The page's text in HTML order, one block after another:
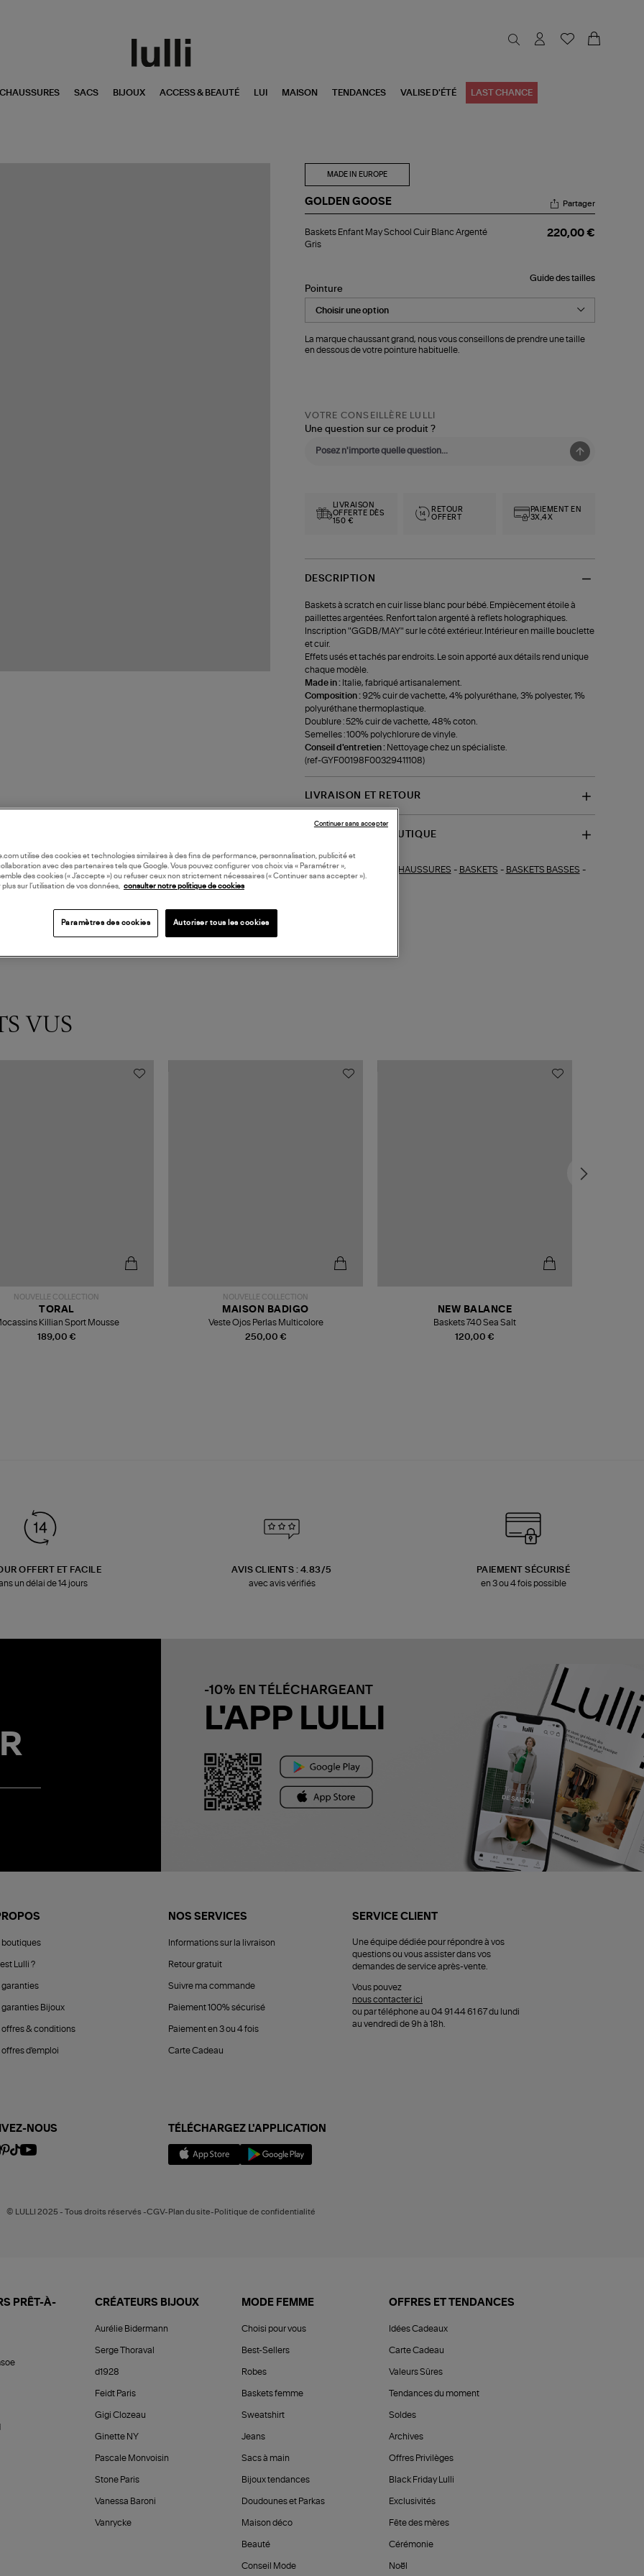
CHAUSSURES SACS BIJOUX ACCESS & BEAUTÉ LUI MAISON TENDANCES VALISE D'ÉTÉ LAST CHANCE
MADE IN EUROPE
GOLDEN GOOSE
Enfant
May
Argenté
Partager
Baskets Enfant May School Cuir Blanc Argenté
Gris
220,00 €
Guide des tailles
Pointure
La marque chaussant grand, nous vous conseillons de prendre une taille
en dessous de votre pointure habituelle.
VOTRE CONSEILLÈRE LULLI
Une question sur ce produit ?
LIVRAISON
OFFERTE DÈS
150 €
RETOUR
OFFERT
PAIEMENT EN
3X,4X
DESCRIPTION
Baskets à scratch en cuir lisse blanc pour bébé. Empiècement étoile à
paillettes argentées. Renfort talon argenté à reflets holographiques.
Inscription "GGDB/MAY" sur le côté extérieur. Intérieur en maille bouclette
et cuir.
Effets usés et tachés par endroits. Le soin apporté aux détails rend unique
chaque modèle.
Made in : Italie, fabriqué artisanalement.
Composition : 92% cuir de vachette, 4% polyuréthane, 3% polyester, 1%
polyuréthane thermoplastique.
Doublure : 52% cuir de vachette, 48% coton.
Semelles : 100% polychlorure de vinyle.
Conseil d'entretien : Nettoyage chez un spécialiste.
(ref-GYF00198F00329411108)
LIVRAISON ET RETOUR
DISPONIBILITÉ BOUTIQUE
Collections similaires : CHAUSSURES - BASKETS - BASKETS BASSES -
VUS
NOUVELLE COLLECTION
189,00 €
TORAL
Killian Sport Mousse
NOUVELLE COLLECTION
250,00 €
MAISON BADIGO
Veste Ojos Perlas Multicolore
120,00 €
NEW BALANCE
Baskets 740 Sea Salt
OFFERT ET FACILE
un délai de 14 jours
AVIS CLIENTS : 4.83/5
avec avis vérifiés
PAIEMENT SÉCURISÉ
en 3 ou 4 fois possible
-10% EN TÉLÉCHARGEANT
L'APP LULLI
boutiques
Lulli ?
garanties
garanties Bijoux
offres & conditions
offres d'emploi
NOS SERVICES
Informations sur la livraison
Retour gratuit
Suivre ma commande
Paiement 100% sécurisé
Paiement en 3 ou 4 fois
Carte Cadeau
SERVICE CLIENT
Une équipe dédiée pour répondre à vos
questions ou vous assister dans vos
demandes de service après-vente.
Vous pouvez
nous contacter ici
ou par téléphone au 04 91 44 61 67 du lundi
au vendredi de 9h à 18h.
NOUS TÉLÉCHARGEZ L'APPLICATION
© LULLI 2025 - Tous droits réservés -CGV-Plan du site-Politique de confidentialité
PRÊT-À-
CRÉATEURS BIJOUX
Aurélie Bidermann
Serge Thoraval
d1928
Feidt Paris
Gigi Clozeau
Ginette NY
Pascale Monvoisin
Stone Paris
Vanessa Baroni
Vanrycke
MODE FEMME
Choisi pour vous
Best-Sellers
Robes
Baskets femme
Sweatshirt
Jeans
Sacs à main
Bijoux tendances
Doudounes et Parkas
Maison déco
Beauté
Conseil Mode
OFFRES ET TENDANCES
Idées Cadeaux
Carte Cadeau
Valeurs Sûres
Tendances du moment
Soldes
Archives
Offres Privilèges
Black Friday Lulli
Exclusivités
Fête des mères
Cérémonie
Noël
utilise des cookies et technologies similaires à des fins de performance, personnalisation, publicité et
avec des partenaires tels que Google. Vous pouvez configurer vos choix via « Paramétrer »,
des cookies (« J’accepte ») ou refuser ceux non strictement nécessaires (« Continuer sans accepter »).
plus sur l’utilisation de vos données,
consulter notre politique de cookies
Paramètres des cookies Autoriser tous les cookies
Continuer sans accepter